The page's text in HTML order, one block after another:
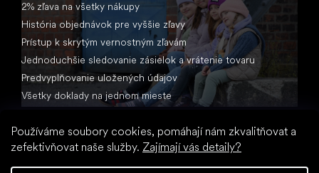
Používáme soubory cookies, pomáhají nám zkvalitňovat a
zefektivňovat naše služby. Zajímají vás detaily?
2% zľava na všetky nákupy
História objednávok pre vyššie zľavy
Prístup k skrytým vernostným zľavám
Jednoduchšie sledovanie zásielok a vrátenie tovaru
Predvyplňovanie uložených údajov
Všetky doklady na jednom mieste